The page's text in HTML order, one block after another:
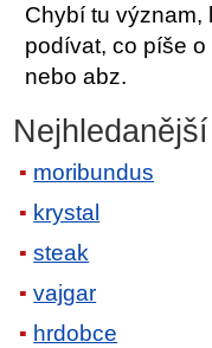
Chybí tu význam,
podívat, co píše
nebo abz.
moribundus
krystal
steak
vajgar
hrdobce